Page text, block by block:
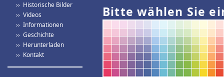
›› Historische Bilder
›› Videos
›› Informationen
›› Geschichte
›› Herunterladen
›› Kontakt
Bitte wählen Sie